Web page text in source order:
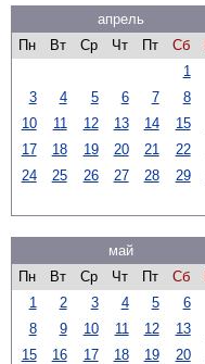
апрель
Пн
Вт Ср Чт Пт Сб
1
3
4 5 6 7 8
10
11 12 13 14 15
17
18 19 20 21 22
24
25 26 27 28 29
май
Пн
Вт Ср Чт Пт Сб
1
2 3 4 5 6
8
9 10 11 12 13
15
16 17 18 19 20